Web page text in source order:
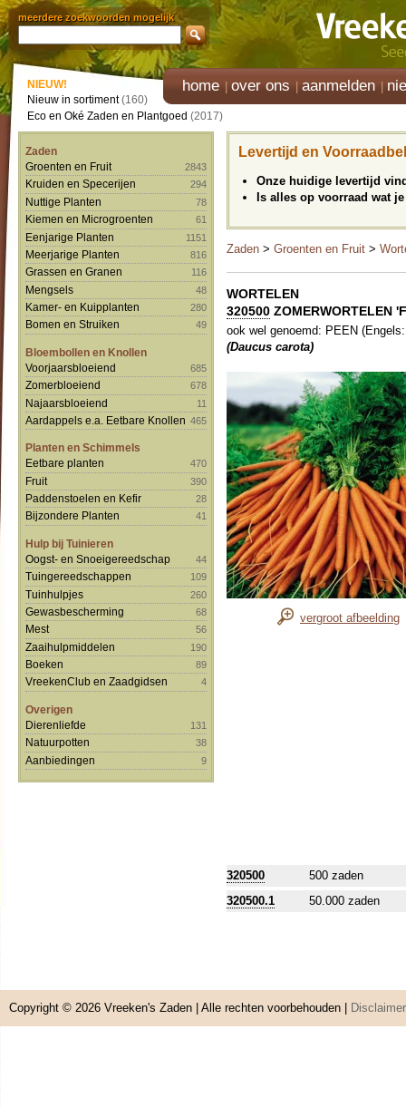
meerdere zoekwoorden mogelijk
home over ons aanmelden
NIEUW!
Nieuw in sortiment(160)
Eco en Oké Zaden en Plantgoed (2017)
Zaden
Groenten en Fruit
2843
Kruiden en Specerijen 294
Nuttige Planten 78
Kiemen en Microgroenten 61
Eenjarige Planten 1151
Meerjarige Planten 816
Grassen en Granen 116
Mengsels 48
Kamer- en Kuipplanten 280
Bomen en Struiken 49
Bloembollen en Knollen
Voorjaarsbloeiend
685
Zomerbloeiend 678
Najaarsbloeiend 11
Aardappels e.a. Eetbare Knollen 465
Planten en Schimmels
Eetbare planten
470
Fruit 390
Paddenstoelen en Kefir 28
Bijzondere Planten 41
Hulp bij Tuinieren
Oogst- en Snoeigereedschap
44
Tuingereedschappen 109
Tuinhulpjes 260
Gewasbescherming 68
Mest 56
Zaaihulpmiddelen 190
Boeken 89
VreekenClub en Zaadgidsen 4
Overigen
Dierenliefde
131
Natuurpotten 38
Aanbiedingen 9
Levertijd en
Onze huidige levertijd
Is alles op voorraad wat
Zaden > Groenten en Fruit >
WORTELEN
320500 ZOMERWORTELEN
ook wel genoemd: PEEN
(Daucus carota)
vergroot afbeelding
320500
500 zaden
320500.1
50.000 zaden
Copyright © 2026 Vreeken's Zaden | Alle rechten voorbehouden | Disclaimer